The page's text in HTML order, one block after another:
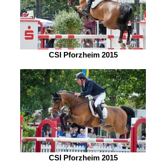
CSI Pforzheim 2015
CSI Pforzheim 2015